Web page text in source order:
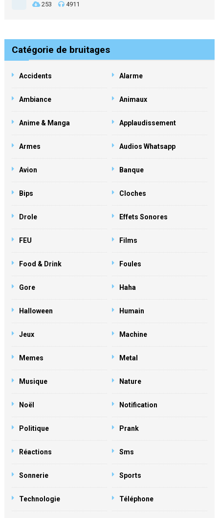
253 4911
Catégorie de bruitages
Accidents Alarme
Ambiance Animaux
Anime & Manga Applaudissement
Armes Audios Whatsapp
Avion Banque
Bips Cloches
Drole Effets Sonores
FEU Films
Food & Drink Foules
Gore Haha
Halloween Humain
Jeux Machine
Memes Metal
Musique Nature
Noël Notification
Politique Prank
Réactions Sms
Sonnerie Sports
Technologie Téléphone